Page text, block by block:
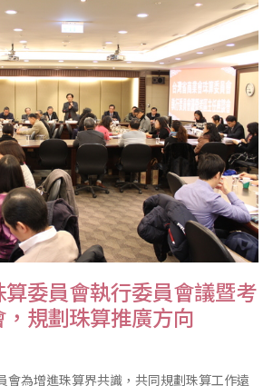
名人獎金逐項賽】，選手須備有高程度的珠
受聽算訓練，才有..
委員會執行委員會議暨考
規劃珠算推廣方向
會為增進珠算界共識，共同規劃珠算工作遠